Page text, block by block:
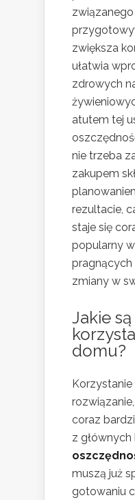
zwiększa
ułatwia
zdrowych
atutem tej
nie trzeba
zakupem
rezultacie,
staje się
popularny
zmiany w
Jakie
domu?
coraz
z
muszą już
gotowaniu